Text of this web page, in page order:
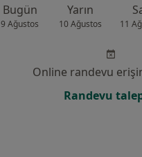
Bugün
9 Ağustos
Yarın
10 Ağustos 11
Online randevu
Randevu